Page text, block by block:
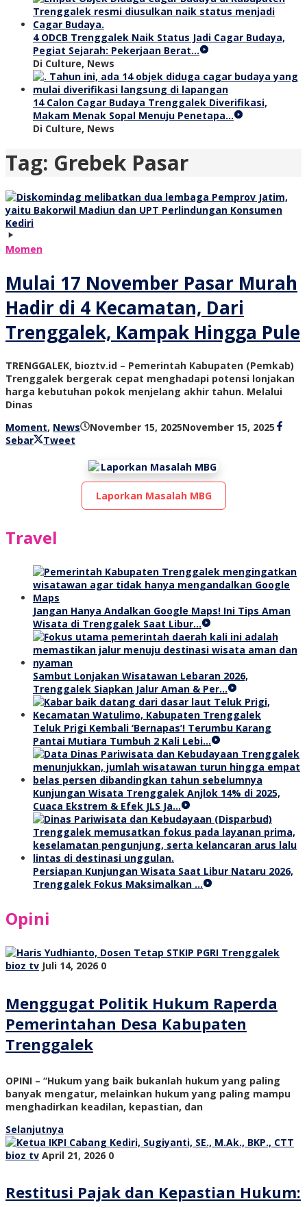
4 ODCB Trenggalek Naik Status Jadi Cagar Budaya,
Pegiat Sejarah: Pekerjaan Berat…
Di Culture, News
14 Calon Cagar Budaya Trenggalek Diverifikasi,
Makam Menak Sopal Menuju Penetapa…
Di Culture, News
Tag: Grebek Pasar
Momen
Mulai 17 November Pasar Murah
Hadir di 4 Kecamatan, Dari
Trenggalek, Kampak Hingga Pule
TRENGGALEK, bioztv.id – Pemerintah Kabupaten (Pemkab)
Trenggalek bergerak cepat menghadapi potensi lonjakan
harga kebutuhan pokok menjelang akhir tahun. Melalui
Dinas
Moment, News November 15, 2025November 15, 2025 oleh
Sebar Tweet
Laporkan Masalah MBG
Travel
Jangan Hanya Andalkan Google Maps! Ini Tips Aman
Wisata di Trenggalek Saat Libur…
Sambut Lonjakan Wisatawan Lebaran 2026,
Trenggalek Siapkan Jalur Aman & Per…
Teluk Prigi Kembali ‘Bernapas’! Terumbu Karang
Pantai Mutiara Tumbuh 2 Kali Lebi…
Kunjungan Wisata Trenggalek Anjlok 14% di 2025,
Cuaca Ekstrem & Efek JLS Ja…
Persiapan Kunjungan Wisata Saat Libur Nataru 2026,
Trenggalek Fokus Maksimalkan …
Opini
bioz tv Juli 14, 2026 0
Menggugat Politik Hukum Raperda
Pemerintahan Desa Kabupaten
Trenggalek
OPINI – “Hukum yang baik bukanlah hukum yang paling
banyak mengatur, melainkan hukum yang paling mampu
menghadirkan keadilan, kepastian, dan
Selanjutnya
bioz tv April 21, 2026 0
Restitusi Pajak dan Kepastian Hukum: